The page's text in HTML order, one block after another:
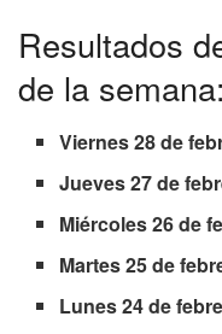
Resultados
de la
Viernes 28 de
Jueves 27 de
Miércoles 26 de
Martes 25 de
Lunes 24 de